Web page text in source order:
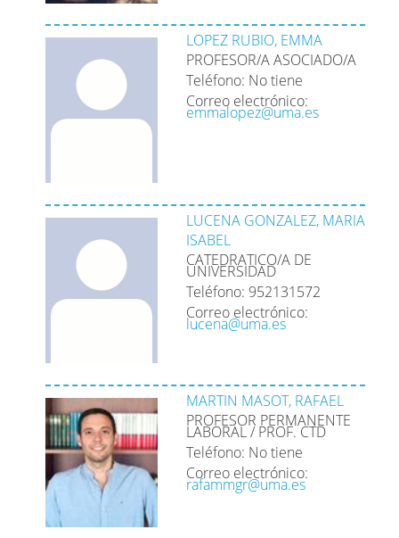
LOPEZ RUBIO, EMMA
PROFESOR/A ASOCIADO/A
Teléfono: No tiene
Correo electrónico:
emmalopez@uma.es
LUCENA GONZALEZ, MARIA
ISABEL
CATEDRATICO/A DE
UNIVERSIDAD
Teléfono: 952131572
Correo electrónico:
lucena@uma.es
MARTIN MASOT, RAFAEL
PROFESOR PERMANENTE
LABORAL / PROF. CTD
Teléfono: No tiene
Correo electrónico:
rafammgr@uma.es